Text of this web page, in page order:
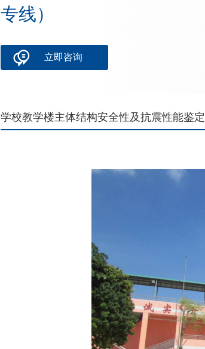
专线）
立即咨询
学校教学楼主体结构安全性及抗震性能鉴定